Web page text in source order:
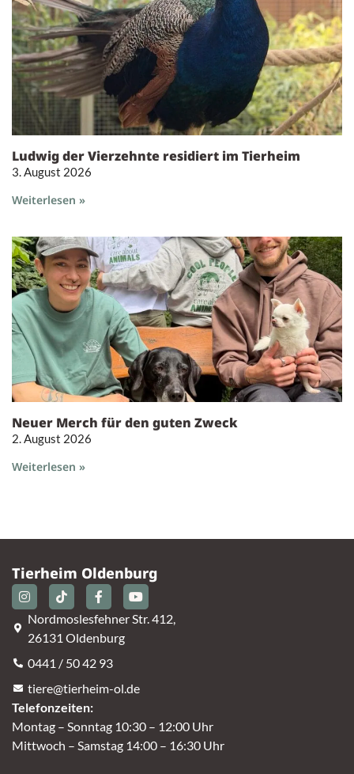
Ludwig der Vierzehnte residiert im Tierheim
3. August 2026
Weiterlesen »
Neuer Merch für den guten Zweck
2. August 2026
Weiterlesen »
Tierheim Oldenburg
Nordmoslesfehner Str. 412,
26131 Oldenburg
0441 / 50 42 93
tiere@tierheim-ol.de
Telefonzeiten:
Montag – Sonntag 10:30 – 12:00 Uhr
Mittwoch – Samstag 14:00 – 16:30 Uhr